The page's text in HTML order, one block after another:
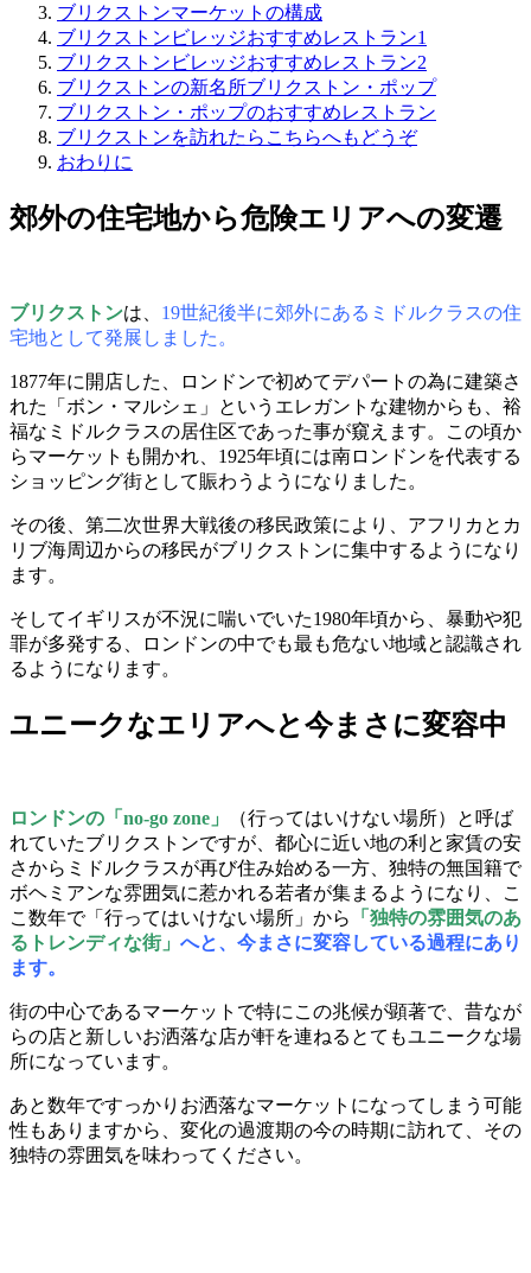
ブリクストンマーケットの構成
ブリクストンビレッジおすすめレストラン1
ブリクストンビレッジおすすめレストラン2
ブリクストンの新名所ブリクストン・ポップ
ブリクストン・ポップのおすすめレストラン
ブリクストンを訪れたらこちらへもどうぞ
おわりに
郊外の住宅地から危険エリアへの変遷
ブリクストンは、 19世紀後半に郊外にあるミドルクラスの住
宅地として発展しました。
1877年に開店した、ロンドンで初めてデパートの為に建築さ
れた「ボン・マルシェ」というエレガントな建物からも、裕
福なミドルクラスの居住区であった事が窺えます。この頃か
らマーケットも開かれ、1925年頃には南ロンドンを代表する
ショッピング街として賑わうようになりました。
その後、第二次世界大戦後の移民政策により、アフリカとカ
リブ海周辺からの移民がブリクストンに集中するようになり
ます。
そしてイギリスが不況に喘いでいた1980年頃から、暴動や犯
罪が多発する、ロンドンの中でも最も危ない地域と認識され
るようになります。
ユニークなエリアへと今まさに変容中
ロンドンの「no-go zone」
（行ってはいけない場所）と呼ば
れていたブリクストンですが、都心に近い地の利と家賃の安
さからミドルクラスが再び住み始める一方、独特の無国籍で
ボヘミアンな雰囲気に惹かれる若者が集まるようになり、こ
こ数年で「行ってはいけない場所」から
「独特の雰囲気のあ
るトレンディな街」 へと、今まさに変容している過程にあり
ます。
街の中心であるマーケットで特にこの兆候が顕著で、昔なが
らの店と新しいお洒落な店が軒を連ねるとてもユニークな場
所になっています。
あと数年ですっかりお洒落なマーケットになってしまう可能
性もありますから、変化の過渡期の今の時期に訪れて、その
独特の雰囲気を味わってください。